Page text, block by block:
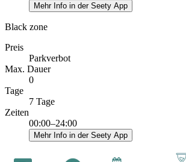
Mehr Info in der Seety App
Black zone
Preis
Parkverbot
Max. Dauer
0
Tage
7 Tage
Zeiten
00:00–24:00
Mehr Info in der Seety App